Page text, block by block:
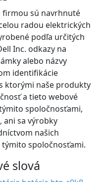
firmou sú navrhnuté
radou elektrických
podľa určitých
Inc. odkazy na
alebo názvy
identifikácie
ktorými naše produkty
a tieto webové
spoločnosťami,
ani sa výrobky
našich
spoločnosťami.
slová